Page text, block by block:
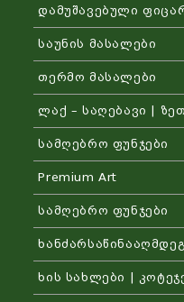
დამუშავებული
საუნის მასალები
თერმო მასალები
ლაქ – საღებავი |
სამღებრო ფუნჯები
Premium Art
სამღებრო ფუნჯები
ხის სახლები |